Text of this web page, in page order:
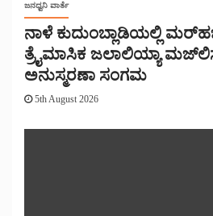
ಜನಧ್ವನಿ ವಾರ್ತೆ
ನಾಳೆ ಕುದುಂಬ್ಲಾಡಿಯಲ್ಲಿ
ತ್ರೈಮಾಸಿಕ ಜಲಾಲಿಯ್ಯಾ
ಅನುಸ್ಮರಣಾ ಸಂಗಮ
5th August 2026